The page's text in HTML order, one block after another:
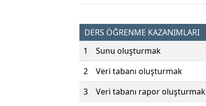
DERS ÖĞRENME KAZANIMLARI
1
Sunu oluşturmak
2
Veri tabanı oluşturmak
3
Veri tabanı rapor oluşturmak